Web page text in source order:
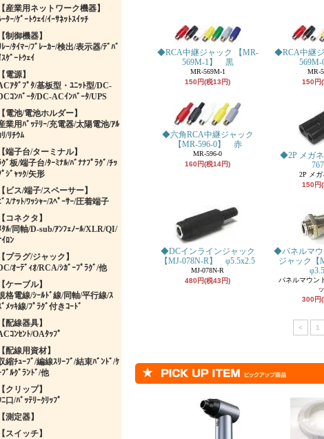
【産業用ネットワーク機器】
ｰﾀｰ/ｹﾞｰﾄｳｪｲ/ｲｰｻﾈｯﾄｽｲｯﾁ
【制御機器】
ﾚｰ/ﾀｲﾏｰ/ﾌﾞﾚｰｶｰ/検出/表示器/ﾃﾞﾊﾞ
ｽｹﾞｰﾄｳｪｲ
【電源】
ｱﾀﾞﾌﾟﾀ/基板型・ﾕﾆｯﾄ型/DC-
ｺﾝﾊﾞｰﾀ/DC-ACｲﾝﾊﾞｰﾀ/UPS
【電池/電池ホルダー】
業用ﾊﾞｯﾃﾘｰ/充電器/太陽電池/ｱﾙ
ﾘ/ﾘﾁｳﾑ
【端子台/ターミナル】
ｸﾞ板/端子台/ﾀｰﾐﾅﾙ/ﾊﾞﾅﾅﾌﾟﾗｸﾞ/ﾁｯ
ﾟｼﾞｬｯｸ/矢形
【ビス/端子/スペーサー】
ﾞｽ/ﾅｯﾄ/ﾜｯｼｬｰ/ｽﾍﾟｰｻｰ/圧着端子
【コネクタ】
ﾀﾙ/同軸/D-sub/ｱﾝﾌｪﾉｰﾙ/XLR/QI/
ｲﾛﾝ
【プラグ/ジャック】
ｵｰﾃﾞｨｵ/RCA/ｼｶﾞｰﾌﾟﾗｸﾞ/他
【ケーブル】
格電線/ｼｰﾙﾄﾞ線/同軸/平行線/ｽ
ﾞﾒｯｷ線/ﾌﾟﾗｸﾞ付きｺｰﾄﾞ
【配線器具】
ｺﾝｾﾝﾄ/OAﾀｯﾌﾟ
【配線用資材】
縮ﾁｭｰﾌﾞ/編線ｽﾘｰﾌﾞ/結束ﾊﾞﾝﾄﾞ/ｹ
ﾌﾞﾙｸﾞﾗﾝﾄﾞ/他
【クリップ】
口/ﾊﾞｯﾃﾘｰｸﾘｯﾌﾟ
【測定器】
【スイッチ】
◆RCA中継ジャック 【MR-
569M-1】 黒
MR-569M-1
150円(税13円)
◆RCA中継
MR-
150円
◆六角RCA中継ジャック
【MR-596-0】 赤
MR-596-0
160円(税14円)
◆2P メガ
2P メ
150円
◆DCインラインジャック
【MJ-078N-R】 φ5.5x2.5
MJ-078N-R
480円(税43円)
◆パネルマウ
ジャック【
パネルマウン
300円
< 1